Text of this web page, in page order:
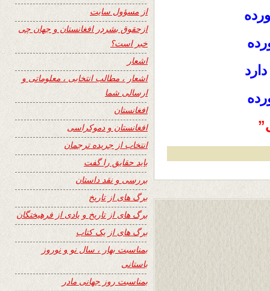
از مسؤول سایت
ازحقوق بشردر افغانستان و جهان چی
خبر است؟
اشعار
اشعار ، مطالب انتخابی ، معلوماتی و
ارسالی شما
افغانستان
افغانستان و دموکراسی
انتخاب از جریده ترجمان
باید حقایق را گفت
بررسی و نقد داستان
برگ های از تاریخ
برگ های از تاریخ و یادی از فرهیختگان
برگ های از یک کتاب
بمناسبت بهار ، سال نو و نوروز
باستانی
بمناسبت روز جهانی مادر